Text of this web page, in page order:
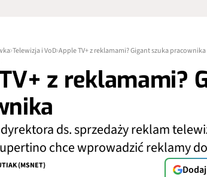
Telewizja i VoD Apple TV+ z reklamami? Gigant szuka pracownika
z reklamami?
ds. sprzedaży reklam
chce wprowadzić reklamy
(MSNET)